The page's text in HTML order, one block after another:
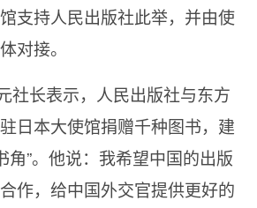
支持人民出版社此举，并由使
对接。
社长表示，人民出版社与东方
日本大使馆捐赠千种图书，建
角”。他说：我希望中国的出版
作，给中国外交官提供更好的